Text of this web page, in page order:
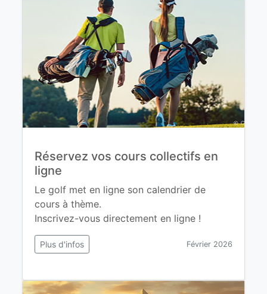
Réservez vos cours collectifs en
ligne
Le golf met en ligne son calendrier de
cours à thème.
Inscrivez-vous directement en ligne !
Plus d'infos Février 2026